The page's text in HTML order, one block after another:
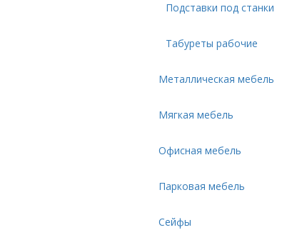
Подставки под станки
Табуреты рабочие
Металлическая мебель
Мягкая мебель
Офисная мебель
Парковая мебель
Сейфы